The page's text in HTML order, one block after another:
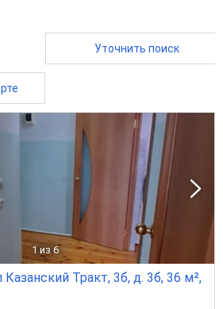
Уточнить поиск
1 из 6
Тракт, 3б, д. 3б, 36 м²,